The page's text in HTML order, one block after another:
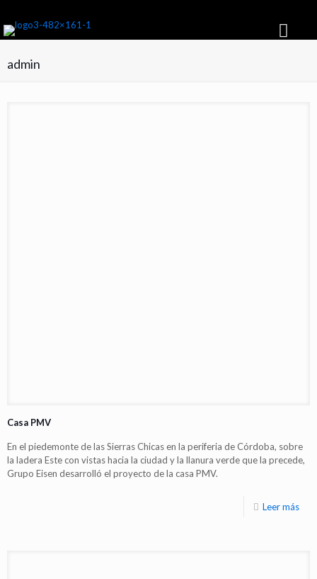
admin
Casa PMV
En el piedemonte de las Sierras Chicas en la periferia de Córdoba, sobre
la ladera Este con vistas hacia la ciudad y la llanura verde que la precede,
Grupo Eisen desarrolló el proyecto de la casa PMV.
Leer más